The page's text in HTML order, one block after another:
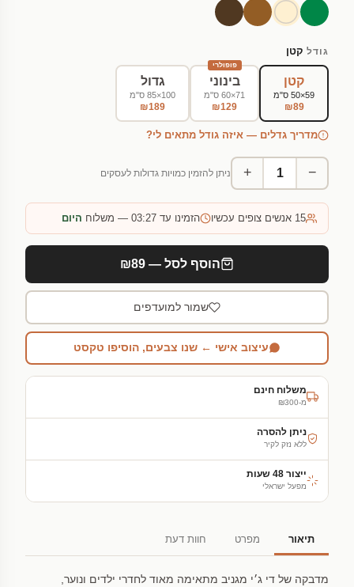
גודל קטן
קטן
59×50 ס"מ
₪89
פופולרי
בינוני
71×60 ס"מ
₪129
גדול
100×85 ס"מ
₪189
מדריך גדלים — איזה גודל מתאים לי?
−
+ ניתן להזמין כמויות גדולות לעסקים
15 אנשים צופים עכשיו הזמינו עד 03:27 — משלוח היום
הוסף לסל — ₪89
שמור למועדפים
עיצוב אישי ← שנו צבעים, הוסיפו טקסט
משלוח חינם
מ-₪300
ניתן להסרה
ללא נזק לקיר
ייצור 48 שעות
מפעל ישראלי
תיאור מפרט חוות דעת
מדבקה של די ג׳י מגניב מתאימה מאוד לחדרי ילדים ונוער,